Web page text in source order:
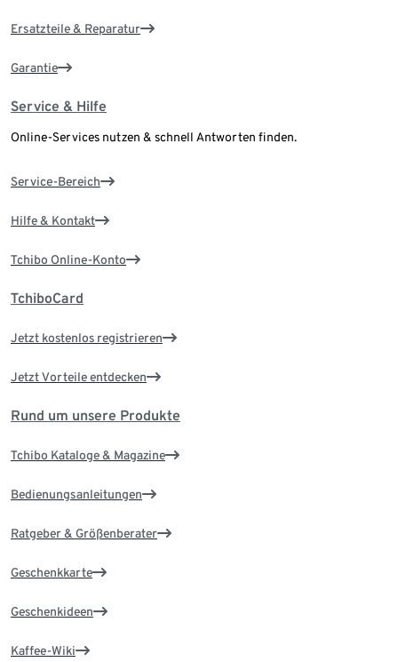
Ersatzteile & Reparatur
Garantie
Service & Hilfe
Online-Services nutzen & schnell Antworten finden.
Service-Bereich
Hilfe & Kontakt
Tchibo Online-Konto
TchiboCard
Jetzt kostenlos registrieren
Jetzt Vorteile entdecken
Rund um unsere Produkte
Tchibo Kataloge & Magazine
Bedienungsanleitungen
Ratgeber & Größenberater
Geschenkkarte
Geschenkideen
Kaffee-Wiki